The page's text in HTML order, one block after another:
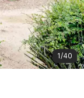
1/40